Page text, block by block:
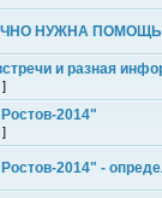
НУЖНА
и разная
]
2014"
]
2014" -